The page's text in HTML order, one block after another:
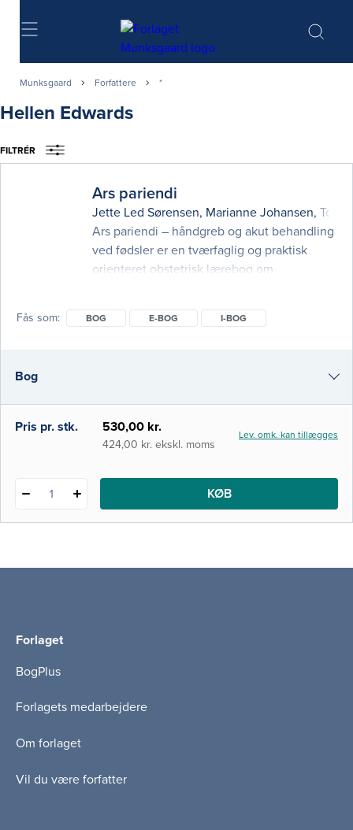
Søg
Munksgaard Forfattere *
Hellen Edwards
FILTRÉR
Ars pariendi
Jette Led Sørensen, Marianne Johansen, Tom
Ars pariendi – håndgreb og akut behandling
ved fødsler er en tværfaglig og praktisk
orienteret obstetrisk lærebog om
gennemgår i kortfattet form og med mange
beslutningstagning. Bogens indhold baserer
sig i videst mulig udstrækning på
eksisterende
Fås som BOG E-BOG I-BOG
Bog
e-bog
Pris pr. stk. 530,00 kr.
424,00 kr. ekskl. moms
Lev. omk. kan tillægges
1 KØB
Forlaget
BogPlus
Forlagets medarbejdere
Om forlaget
Vil du være forfatter